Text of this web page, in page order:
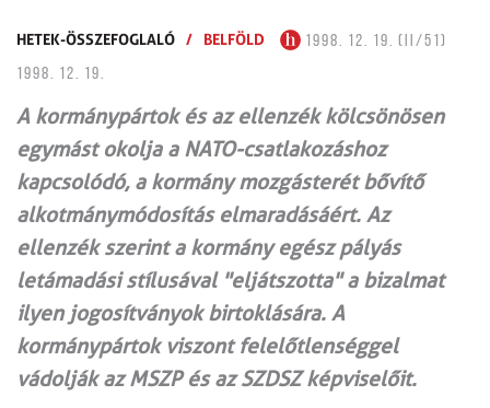
HETEK-ÖSSZEFOGLALÓ / BELFÖLD
1998. 12. 19. (II/51)
1998. 12. 19.
A kormánypártok és az ellenzék kölcsönösen
egymást okolja a NATO-csatlakozáshoz
kapcsolódó, a kormány mozgásterét bővítő
alkotmánymódosítás elmaradásáért. Az
ellenzék szerint a kormány egész pályás
letámadási stílusával "eljátszotta" a bizalmat
ilyen jogosítványok birtoklására. A
kormánypártok viszont felelőtlenséggel
vádolják az MSZP és az SZDSZ képviselőit.